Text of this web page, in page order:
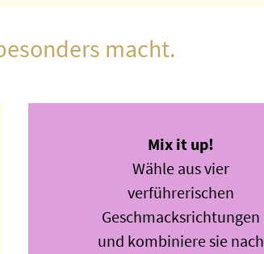
macht.
Mix it up!
Wähle aus vier
verführerischen
Geschmacksrichtungen
und kombiniere sie nach